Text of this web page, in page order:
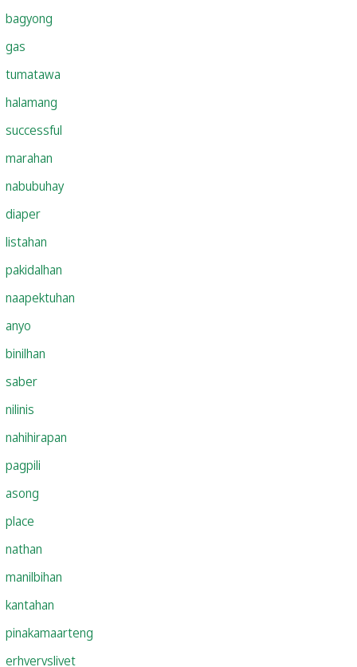
bagyong
gas
tumatawa
halamang
successful
marahan
nabubuhay
diaper
listahan
pakidalhan
naapektuhan
anyo
binilhan
saber
nilinis
nahihirapan
pagpili
asong
place
nathan
manilbihan
kantahan
pinakamaarteng
erhvervslivet